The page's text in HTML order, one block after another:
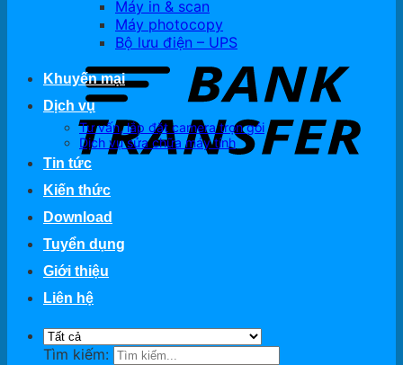
Máy in & scan
Máy photocopy
Bộ lưu điện – UPS
Khuyến mại
Dịch vụ
Tư vấn, lắp đặt camera trọn gói
Dịch vụ sửa chữa máy tính
Tin tức
Kiến thức
Download
Tuyển dụng
Giới thiệu
Liên hệ
Tìm kiếm: